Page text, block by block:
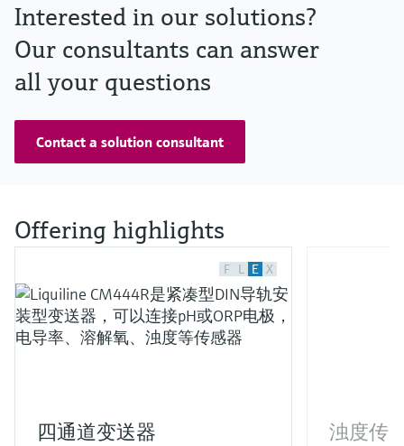
Interested in our solutions?
Our consultants can answer
all your questions
Contact a solution consultant
Offering highlights
F L E X
四通道变送器
浊度传